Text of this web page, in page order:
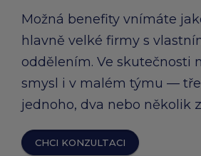
Možná benefity vnímáte
hlavně velké firmy s
oddělením. Ve skutečnosti
smysl i v malém týmu —
jednoho, dva nebo několik
CHCI KONZULTACI